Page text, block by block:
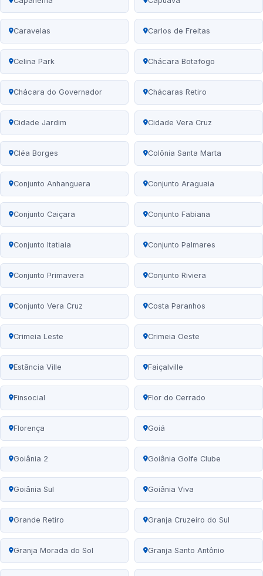
Caravelas Carlos de Freitas
Celina Park Chácara Botafogo
Chácara do Governador Chácaras Retiro
Cidade Jardim Cidade Vera Cruz
Cléa Borges Colônia Santa Marta
Conjunto Anhanguera Conjunto Araguaia
Conjunto Caiçara Conjunto Fabiana
Conjunto Itatiaia Conjunto Palmares
Conjunto Primavera Conjunto Riviera
Conjunto Vera Cruz Costa Paranhos
Crimeia Leste Crimeia Oeste
Estância Ville Faiçalville
Finsocial Flor do Cerrado
Florença Goiá
Goiânia 2 Goiânia Golfe Clube
Goiânia Sul Goiânia Viva
Grande Retiro Granja Cruzeiro do Sul
Granja Morada do Sol Granja Santo Antônio